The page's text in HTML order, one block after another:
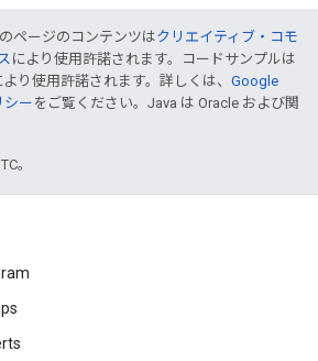
ページのコンテンツはクリエイティブ・コモ
により使用許諾されます。コードサンプルは
より使用許諾されます。詳しくは、 Google
シー をご覧ください。Java は Oracle および関
。